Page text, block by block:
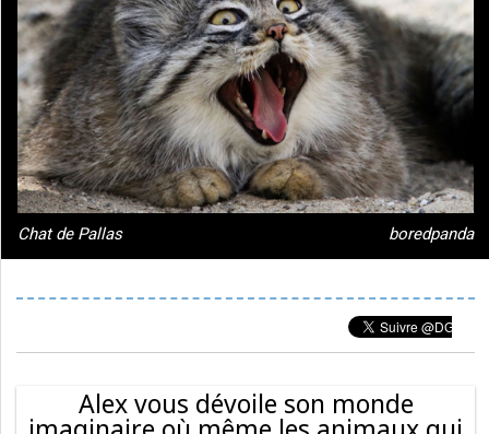
Chat de Pallas boredpanda
Alex vous dévoile son monde